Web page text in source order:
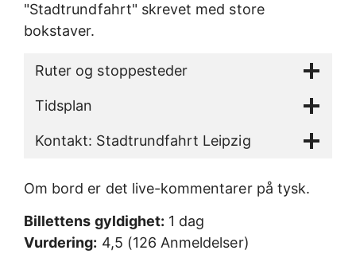
"Stadtrundfahrt" skrevet med store
bokstaver.
Ruter og stoppesteder
Tidsplan
Kontakt: Stadtrundfahrt Leipzig
Om bord er det live-kommentarer på tysk.
Billettens gyldighet: 1 dag
Vurdering: 4,5 (126 Anmeldelser)